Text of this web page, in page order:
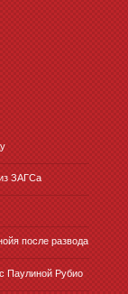
ЗАГСа
после развода
Паулиной Рубио